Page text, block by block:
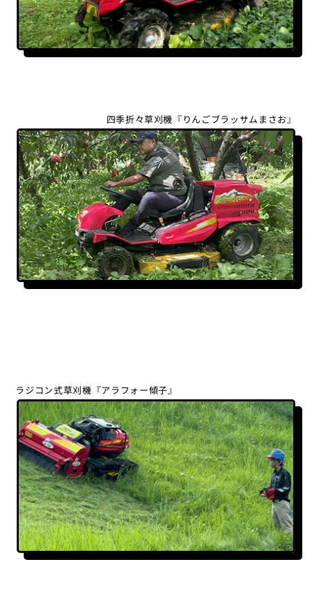
四季折々草刈機『りんごブラッサムまさお』
ラジコン式草刈機『アラフォー傾子』